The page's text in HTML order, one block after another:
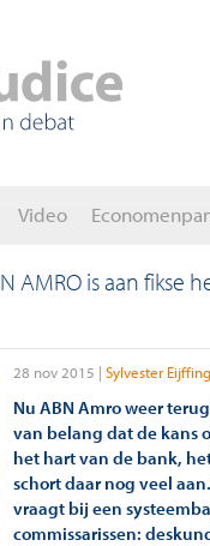
Video
AMRO is aan fikse
28 nov 2015 Sylvester
Nu ABN Amro weer
van belang dat de kans
het hart van de bank,
schort daar nog veel
vraagt bij een
commissarissen: